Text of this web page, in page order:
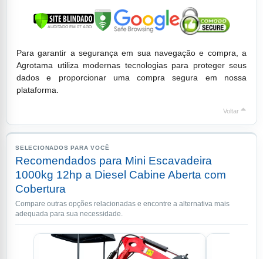
Para garantir a segurança em sua navegação e compra, a
Agrotama utiliza modernas tecnologias para proteger seus
dados e proporcionar uma compra segura em nossa
plataforma.
Voltar
SELECIONADOS PARA VOCÊ
Recomendados para Mini Escavadeira
1000kg 12hp a Diesel Cabine Aberta com
Cobertura
Compare outras opções relacionadas e encontre a alternativa mais
adequada para sua necessidade.